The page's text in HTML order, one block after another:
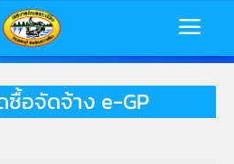
ซื้อจัดจ้าง e-GP